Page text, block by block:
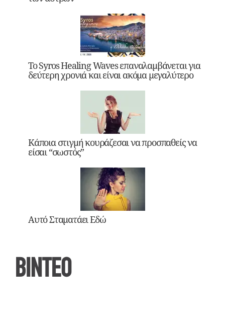
Το Syros Healing Waves επαναλαμβάνεται για
δεύτερη χρονιά και είναι ακόμα μεγαλύτερο
Κάποια στιγμή κουράζεσαι να προσπαθείς να
είσαι “σωστός”
Αυτό Σταματάει Εδώ
ΒΙΝΤΕΟ